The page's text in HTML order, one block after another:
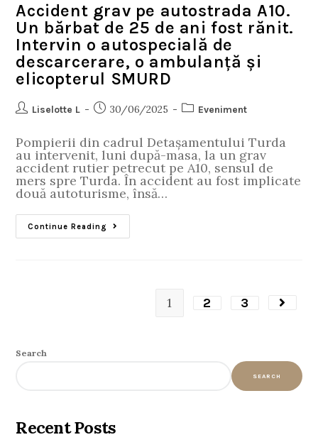
Accident grav pe autostrada A10.
Un bărbat de 25 de ani fost rănit.
Intervin o autospecială de
descarcerare, o ambulanță și
elicopterul SMURD
Liselotte L 30/06/2025 Eveniment
Pompierii din cadrul Detașamentului Turda
au intervenit, luni după-masa, la un grav
accident rutier petrecut pe A10, sensul de
mers spre Turda. În accident au fost implicate
două autoturisme, însă…
Continue Reading
1 2 3
Search
SEARCH
Recent Posts